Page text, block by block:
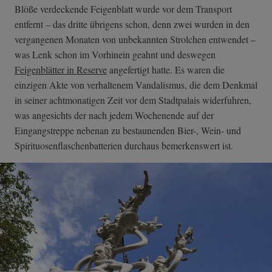
Blöße verdeckende Feigenblatt wurde vor dem Transport
entfernt – das dritte übrigens schon, denn zwei wurden in den
vergangenen Monaten von unbekannten Strolchen entwendet –
was Lenk schon im Vorhinein geahnt und deswegen
Feigenblätter in Reserveangefertigt hatte. Es waren die
einzigen Akte von verhaltenem Vandalismus, die dem Denkmal
in seiner achtmonatigen Zeit vor dem Stadtpalais widerfuhren,
was angesichts der nach jedem Wochenende auf der
Eingangstreppe nebenan zu bestaunenden Bier-, Wein- und
Spirituosenflaschenbatterien durchaus bemerkenswert ist.